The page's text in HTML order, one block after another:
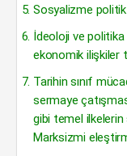
Sosyalizme politik
İdeoloji ve politika
ekonomik ilişkiler
Tarihin sınıf
sermaye
gibi temel ilkelerin
Marksizmi